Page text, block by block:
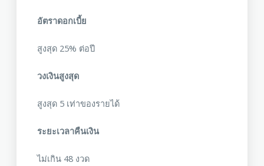
อัตราดอกเบี้ย
สูงสุด 25% ต่อปี
วงเงินสูงสุด
สูงสุด 5 เท่าของรายได้
ระยะเวลาคืนเงิน
ไม่เกิน 48 งวด